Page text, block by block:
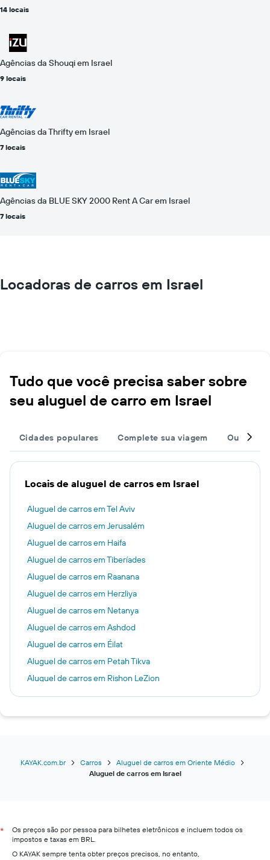
14 locais
Agências da Shouqi em Israel
9 locais
Agências da Thrifty em Israel
7 locais
Agências da BLUE SKY 2000 Rent A Car em Israel
7 locais
Locadoras de carros em Israel
Tudo que você precisa saber sobre
seu aluguel de carro em Israel
Cidades populares Complete sua viagem Outros
Locais de aluguel de carros em Israel
Aluguel de carros em Tel Aviv
Aluguel de carros em Jerusalém
Aluguel de carros em Haifa
Aluguel de carros em Tiberíades
Aluguel de carros em Raanana
Aluguel de carros em Herzliya
Aluguel de carros em Netanya
Aluguel de carros em Ashdod
Aluguel de carros em Éilat
Aluguel de carros em Petah Tikva
Aluguel de carros em Rishon LeZion
Aluguel de carros em Mar Morto, Israel
KAYAK.com.br Carros
Aluguel de carros em Oriente Médio
Aluguel de carros em Israel
*
Os preços são por pessoa para bilhetes eletrônicos e incluem todos os
impostos e taxas em BRL.
O KAYAK sempre tenta obter preços precisos, no entanto,